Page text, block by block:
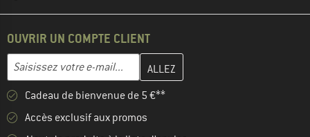
OUVRIR UN COMPTE CLIENT
Saisissez votre e-mail...
Entrez votre adresse e-mail ici et créez votre compte client à la
Cadeau de bienvenue de 5 €**
Accès exclusif aux promos